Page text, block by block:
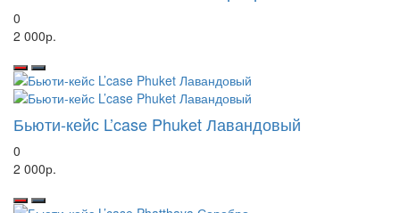
0
2 000р.
Бьюти-кейс L’case Phuket Лавандовый
0
2 000р.